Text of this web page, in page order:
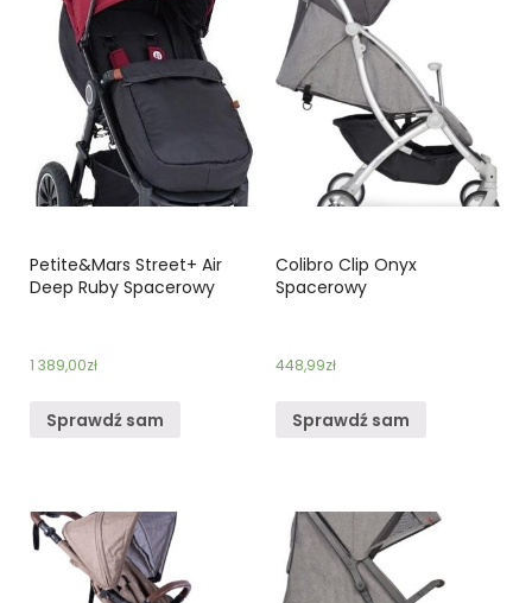
Petite&Mars Street+ Air
Deep Ruby Spacerowy
1 389,00zł
Sprawdź sam
Colibro Clip Onyx
Spacerowy
448,99zł
Sprawdź sam